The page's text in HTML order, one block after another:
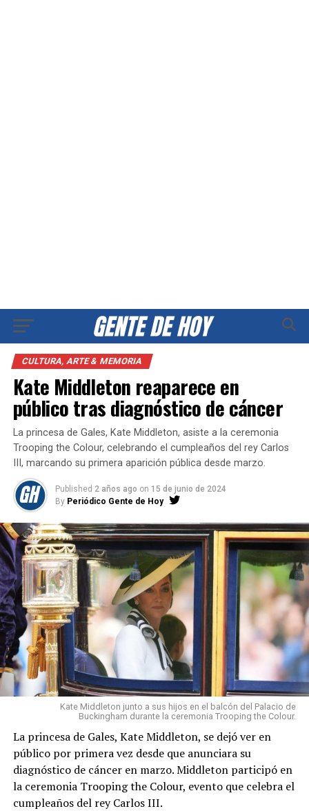
CULTURA, ARTE & MEMORIA
Kate Middleton reaparece en
público tras diagnóstico de cáncer
La princesa de Gales, Kate Middleton, asiste a la ceremonia
Trooping the Colour, celebrando el cumpleaños del rey Carlos
III, marcando su primera aparición pública desde marzo.
Published 2 años ago on 15 de junio de 2024
By Periódico Gente de Hoy
Kate Middleton junto a sus hijos en el balcón del Palacio de
Buckingham durante la ceremonia Trooping the Colour.
La princesa de Gales, Kate Middleton, se dejó ver en
público por primera vez desde que anunciara su
diagnóstico de cáncer en marzo. Middleton participó en
la ceremonia Trooping the Colour, evento que celebra el
cumpleaños del rey Carlos III.